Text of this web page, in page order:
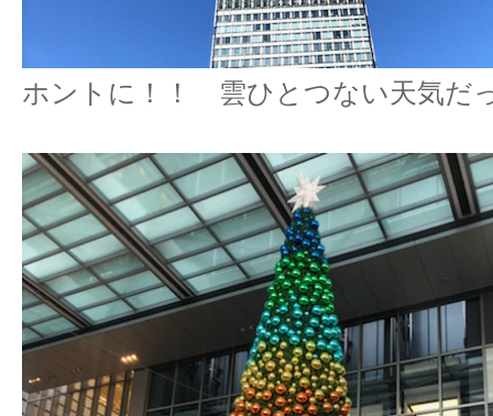
ホントに！！ 雲ひとつない天気だ